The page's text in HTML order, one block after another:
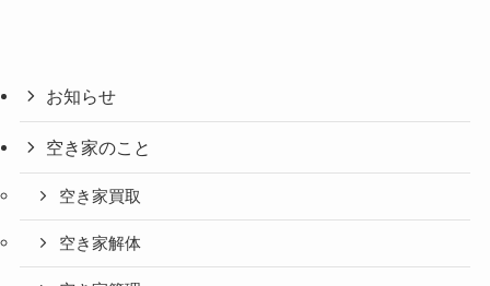
お知らせ
空き家のこと
空き家買取
空き家解体